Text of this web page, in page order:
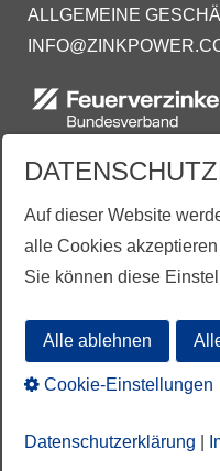
ALLGEMEINE
Sprachformen männlich, weiblich und
Auf dieser Website
alle Cookies
Sie können diese
Alle ablehnen
Cookie-Einstellungen
Datenschutzerklärung